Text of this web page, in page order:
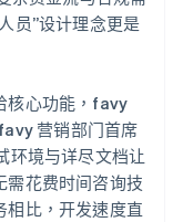
员”设计理念更是
核心功能，favy
营销部门首席
环境与详尽文档让
需花费时间咨询技
相比，开发速度直